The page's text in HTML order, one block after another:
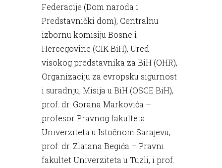
Federacije (Dom naroda i
Predstavnički dom), Centralnu
izbornu komisiju Bosne i
Hercegovine (CIK BiH), Ured
visokog predstavnika za BiH (OHR),
Organizaciju za evropsku sigurnost
i suradnju, Misija u BiH (OSCE BiH),
prof. dr. Gorana Markovića –
profesor Pravnog fakulteta
Univerziteta u Istočnom Sarajevu,
prof. dr. Zlatana Begića – Pravni
fakultet Univerziteta u Tuzli, i prof.